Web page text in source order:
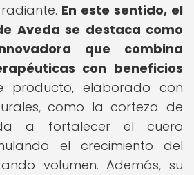
En este sentido, el
Aveda se destaca como
que combina
con beneficios
producto, elaborado con
como la corteza de
a fortalecer el cuero
el crecimiento del
volumen. Además, su